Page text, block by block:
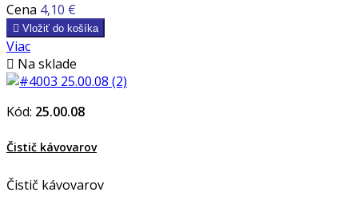
Cena 4,10 €
 Vložiť do košíka
Viac
 Na sklade
Kód: 25.00.08
Čistič kávovarov
Čistič kávovarov